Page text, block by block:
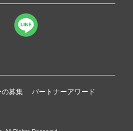
の募集 パートナーアワード